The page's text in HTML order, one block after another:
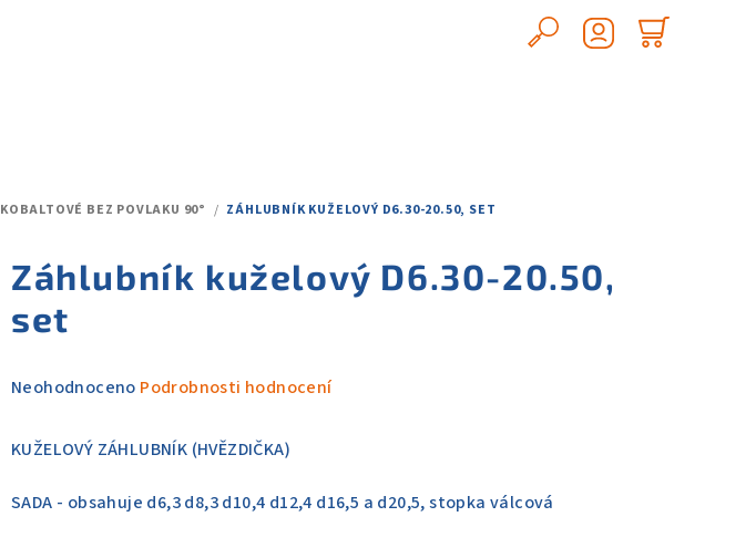
Hledat
KOBALTOVÉ BEZ POVLAKU 90° / ZÁHLUBNÍK KUŽELOVÝ D6.30-20.50, SET
Záhlubník kuželový D6.30-20.50,
set
Průměrné
produktu
0,0
Neohodnoceno Podrobnosti hodnocení
KUŽELOVÝ ZÁHLUBNÍK (HVĚZDIČKA)
SADA - obsahuje d6,3 d8,3 d10,4 d12,4 d16,5 a d20,5, stopka válcová